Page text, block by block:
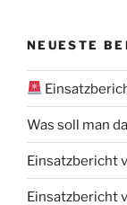
NEUESTE
Was soll man
Einsatzbericht
Einsatzbericht